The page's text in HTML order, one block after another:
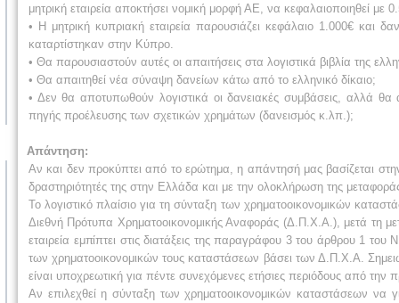
μητρική εταιρεία αποκτήσει νομική μορφή ΑΕ, να κεφαλαιοποιηθεί
• Η μητρική κυπριακή εταιρεία παρουσιάζει κεφάλαιο 1.000€ και
καταρτίστηκαν στην Κύπρο.
• Θα παρουσιαστούν αυτές οι απαιτήσεις στα λογιστικά βιβλία της
• Θα απαιτηθεί νέα σύναψη δανείων κάτω από το ελληνικό δίκαιο;
• Δεν θα αποτυπωθούν λογιστικά οι δανειακές συμβάσεις, αλλά θα
πηγής προέλευσης των σχετικών χρημάτων (δανεισμός κ.λπ.);
Απάντηση:
Αν και δεν προκύπτει από το ερώτημα, η απάντησή μας βασίζεται
δραστηριότητές της στην Ελλάδα και με την ολοκλήρωση της
Το λογιστικό πλαίσιο για τη σύνταξη των χρηματοοικονομικών
Διεθνή Πρότυπα Χρηματοοικονομικής Αναφοράς (Δ.Π.Χ.Α.), μετά τη
εταιρεία εμπίπτει στις διατάξεις της παραγράφου 3 του άρθρου 1
των χρηματοοικονομικών τους καταστάσεων βάσει των Δ.Π.Χ.Α.
είναι υποχρεωτική για πέντε συνεχόμενες ετήσιες περιόδους από την
Αν επιλεχθεί η σύνταξη των χρηματοοικονομικών καταστάσεων να